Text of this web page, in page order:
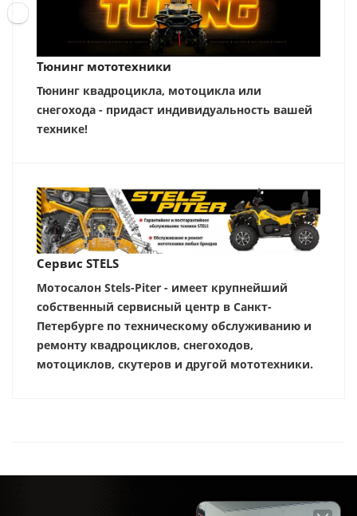
Тюнинг мототехники
Тюнинг квадроцикла, мотоцикла или
снегохода - придаст индивидуальность вашей
технике!
Сервис STELS
Мотосалон Stels-Piter - имеет крупнейший
собственный сервисный центр в Санкт-
Петербурге по техническому обслуживанию и
ремонту квадроциклов, снегоходов,
мотоциклов, скутеров и другой мототехники.